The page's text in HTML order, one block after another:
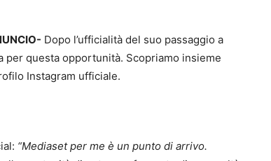
Dopo l’ufficialità del suo passaggio a
per questa opportunità. Scopriamo insieme
Instagram ufficiale.
“Mediaset per me è un punto di arrivo.